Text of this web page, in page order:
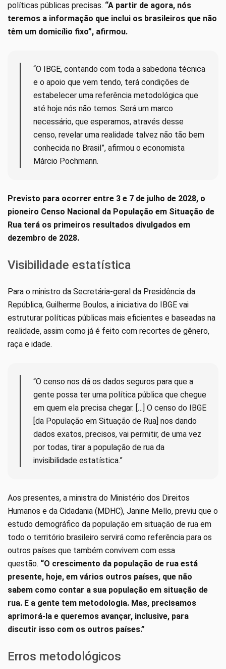
políticas públicas precisas. “A partir de agora, nós
teremos a informação que inclui os brasileiros que não
têm um domicílio fixo”, afirmou.
“O IBGE, contando com toda a sabedoria técnica
e o apoio que vem tendo, terá condições de
estabelecer uma referência metodológica que
até hoje nós não temos. Será um marco
necessário, que esperamos, através desse
censo, revelar uma realidade talvez não tão bem
conhecida no Brasil”, afirmou o economista
Márcio Pochmann.
Previsto para ocorrer entre 3 e 7 de julho de 2028, o
pioneiro Censo Nacional da População em Situação de
Rua terá os primeiros resultados divulgados em
dezembro de 2028.
Visibilidade estatística
Para o ministro da Secretária-geral da Presidência da
República, Guilherme Boulos, a iniciativa do IBGE vai
estruturar políticas públicas mais eficientes e baseadas na
realidade, assim como já é feito com recortes de gênero,
raça e idade.
“O censo nos dá os dados seguros para que a
gente possa ter uma política pública que chegue
em quem ela precisa chegar. […] O censo do IBGE
[da População em Situação de Rua] nos dando
dados exatos, precisos, vai permitir, de uma vez
por todas, tirar a população de rua da
invisibilidade estatística.”
Aos presentes, a ministra do Ministério dos Direitos
Humanos e da Cidadania (MDHC), Janine Mello, previu que o
estudo demográfico da população em situação de rua em
todo o território brasileiro servirá como referência para os
outros países que também convivem com essa
questão. “O crescimento da população de rua está
presente, hoje, em vários outros países, que não
sabem como contar a sua população em situação de
rua. E a gente tem metodologia. Mas, precisamos
aprimorá-la e queremos avançar, inclusive, para
discutir isso com os outros países.”
Erros metodológicos